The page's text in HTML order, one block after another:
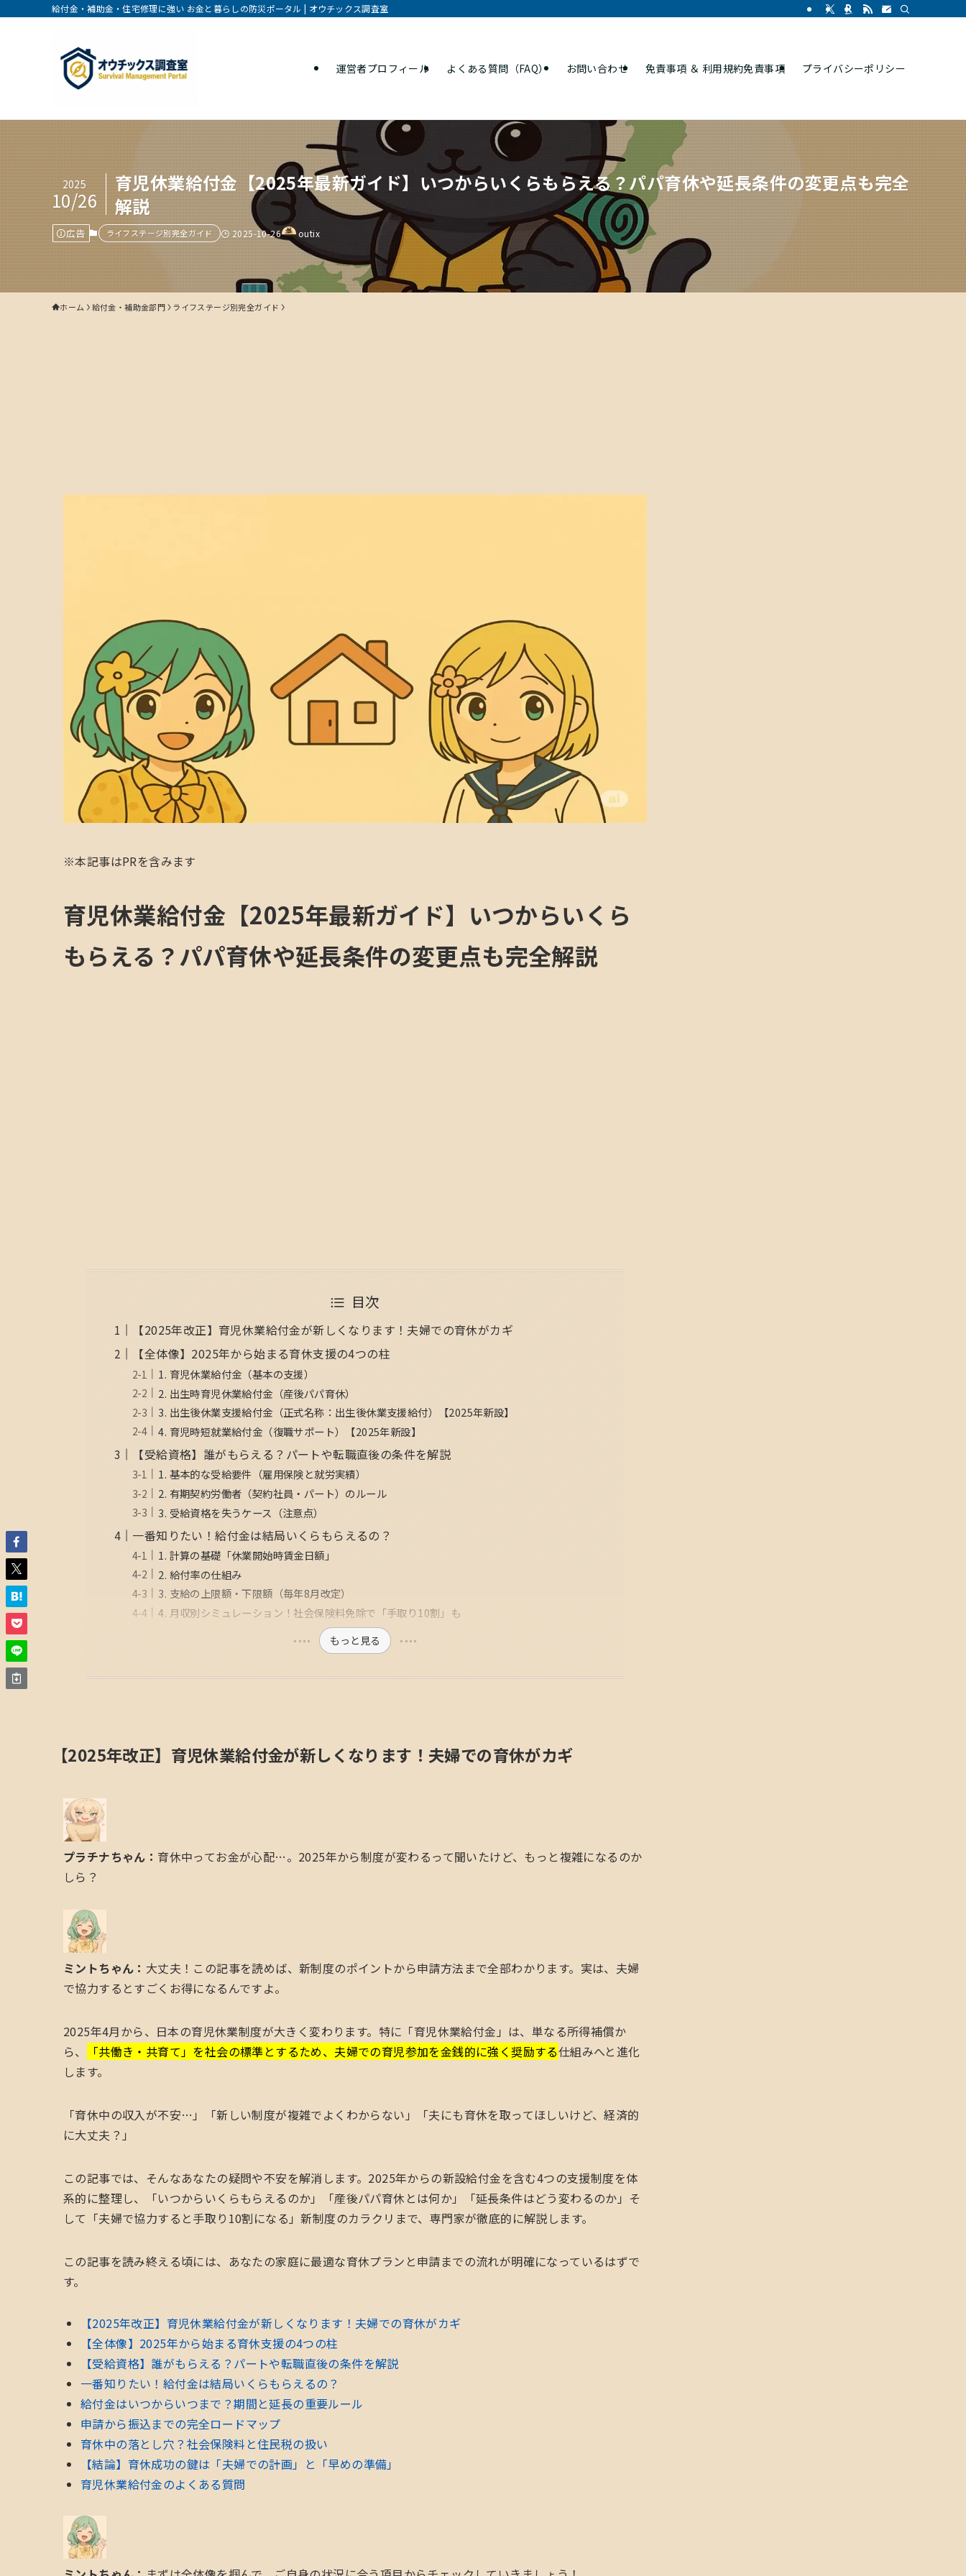
給付金・補助金・住宅修理に強い お金と暮らしの防災ポータル | オウチックス調査室
運営者プロフィール よくある質問（FAQ） お問い合わせ 免責事項 ＆ 利用規約免責事項 プライバシーポリシー
育児休業給付金【2025年最新ガイド】いつからいくらもらえる？パパ育休や延長条件の変更点も完全
解説
2025
10/26
広告 ライフステージ別完全ガイド 2025-10-26 outix
ホーム 給付金・補助金部門 ライフステージ別完全ガイド
※本記事はPRを含みます
育児休業給付金【2025年最新ガイド】いつからいくら
もらえる？パパ育休や延長条件の変更点も完全解説
目次
【2025年改正】育児休業給付金が新しくなります！夫婦での育休がカギ
【全体像】2025年から始まる育休支援の4つの柱
1. 育児休業給付金（基本の支援）
2. 出生時育児休業給付金（産後パパ育休）
3. 出生後休業支援給付金（正式名称：出生後休業支援給付）【2025年新設】
4. 育児時短就業給付金（復職サポート）【2025年新設】
【受給資格】誰がもらえる？パートや転職直後の条件を解説
1. 基本的な受給要件（雇用保険と就労実績）
2. 有期契約労働者（契約社員・パート）のルール
3. 受給資格を失うケース（注意点）
一番知りたい！給付金は結局いくらもらえるの？
1. 計算の基礎「休業開始時賃金日額」
2. 給付率の仕組み
3. 支給の上限額・下限額（毎年8月改定）
4. 月収別シミュレーション！社会保険料免除で「手取り10割」も
もっと見る
【2025年改正】育児休業給付金が新しくなります！夫婦での育休がカギ
プラチナちゃん： 育休中ってお金が心配…。2025年から制度が変わるって聞いたけど、もっと複雑になるのか
しら？
ミントちゃん： 大丈夫！この記事を読めば、新制度のポイントから申請方法まで全部わかります。実は、夫婦
で協力するとすごくお得になるんですよ。
2025年4月から、日本の育児休業制度が大きく変わります。特に「育児休業給付金」は、単なる所得補償か
ら、
「共働き・共育て」を社会の標準とするため、夫婦での育児参加を金銭的に強く奨励する仕組みへと進化
します。
「育休中の収入が不安…」「新しい制度が複雑でよくわからない」「夫にも育休を取ってほしいけど、経済的
に大丈夫？」
この記事では、そんなあなたの疑問や不安を解消します。2025年からの新設給付金を含む4つの支援制度を体
系的に整理し、「いつからいくらもらえるのか」「産後パパ育休とは何か」「延長条件はどう変わるのか」そ
して「夫婦で協力すると手取り10割になる」新制度のカラクリまで、専門家が徹底的に解説します。
この記事を読み終える頃には、あなたの家庭に最適な育休プランと申請までの流れが明確になっているはずで
す。
【2025年改正】育児休業給付金が新しくなります！夫婦での育休がカギ
【全体像】2025年から始まる育休支援の4つの柱
【受給資格】誰がもらえる？パートや転職直後の条件を解説
一番知りたい！給付金は結局いくらもらえるの？
給付金はいつからいつまで？期間と延長の重要ルール
申請から振込までの完全ロードマップ
育休中の落とし穴？社会保険料と住民税の扱い
【結論】育休成功の鍵は「夫婦での計画」と「早めの準備」
育児休業給付金のよくある質問